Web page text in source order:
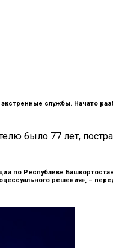
службы. Начато
было 77 лет,
по Республике
решения», –